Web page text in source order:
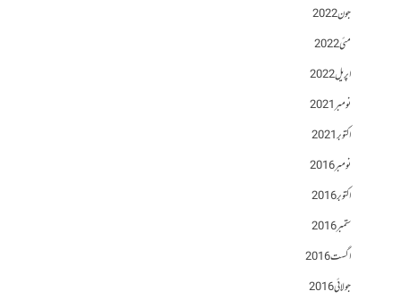
جون 2022
مئی 2022
اپریل 2022
نومبر 2021
اکتوبر 2021
نومبر 2016
اکتوبر 2016
ستمبر 2016
اگست 2016
جولائی 2016